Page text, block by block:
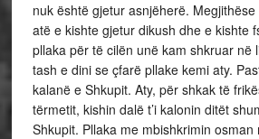
nuk është gjetur asnjëherë.
atë e kishte gjetur dikush dhe e kishte
pllaka për të cilën unë kam shkruar në
tash e dini se çfarë pllake kemi aty.
kalanë e Shkupit. Aty, për shkak të
tërmetit, kishin dalë t’i kalonin ditët
Shkupit. Pllaka me mbishkrimin osman